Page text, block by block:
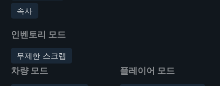
속사
인벤토리 모드
무제한 스크랩
차량 모드 플레이어 모드